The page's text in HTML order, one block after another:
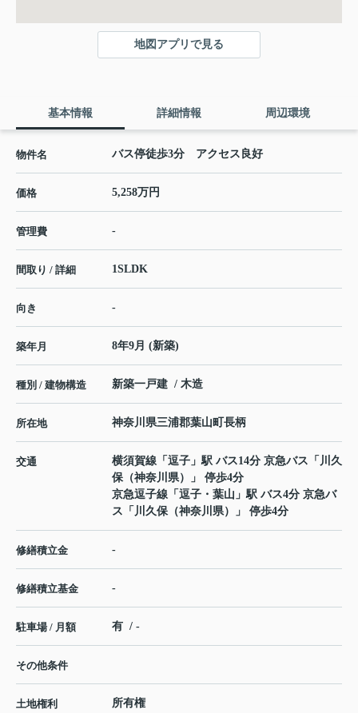
地図アプリで見る
基本情報 詳細情報 周辺環境
物件名 バス停徒歩3分 アクセス良好
価格 5,258万円
管理費 -
間取り / 詳細 1SLDK
向き -
築年月 8年9月 (新築)
種別 / 建物構造 新築一戸建 / 木造
所在地 神奈川県三浦郡葉山町長柄
交通 横須賀線 「逗子 」駅 バス14分 京急バス「川久
保（神奈川県）」 停歩4分
京急逗子線 「逗子・葉山 」駅 バス4分 京急バ
ス「川久保（神奈川県）」 停歩4分
修繕積立金 -
修繕積立基金 -
駐車場 / 月額 有 / -
その他条件
土地権利 所有権